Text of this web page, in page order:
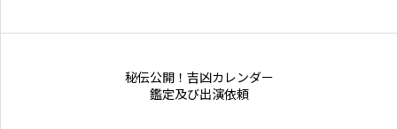
秘伝公開！吉凶カレンダー
鑑定及び出演依頼